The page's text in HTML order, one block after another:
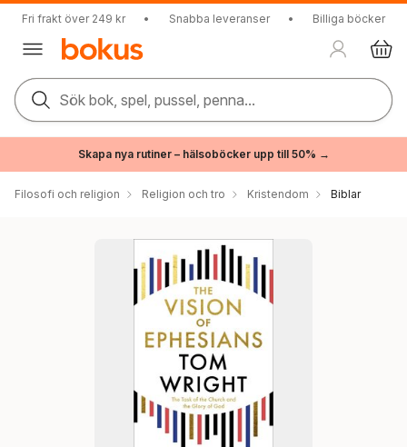
Fri frakt över 249 kr • Snabba leveranser • Billiga böcker
Sök bok, spel, pussel, penna...
Skapa nya rutiner – hälsoböcker upp till 50% →
Filosofi och religion Religion och tro Kristendom Biblar